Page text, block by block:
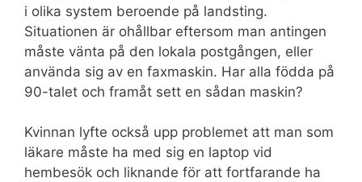
i olika system beroende på landsting.
Situationen är ohållbar eftersom man antingen
måste vänta på den lokala postgången, eller
använda sig av en faxmaskin. Har alla födda på
90-talet och framåt sett en sådan maskin?
Kvinnan lyfte också upp problemet att man som
läkare måste ha med sig en laptop vid
hembesök och liknande för att fortfarande ha